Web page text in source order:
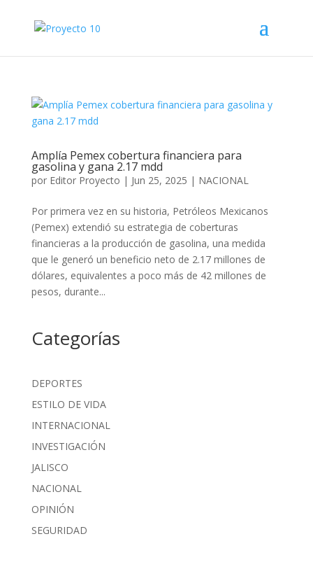
Amplía Pemex cobertura financiera para
gasolina y gana 2.17 mdd
por Editor Proyecto | Jun 25, 2025 | NACIONAL
Por primera vez en su historia, Petróleos Mexicanos
(Pemex) extendió su estrategia de coberturas
financieras a la producción de gasolina, una medida
que le generó un beneficio neto de 2.17 millones de
dólares, equivalentes a poco más de 42 millones de
pesos, durante...
Categorías
DEPORTES
ESTILO DE VIDA
INTERNACIONAL
INVESTIGACIÓN
JALISCO
NACIONAL
OPINIÓN
SEGURIDAD